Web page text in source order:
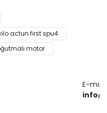
görüntülenemiyor.
bulunuyor.
pahalı.
actun first spu4
motor
E-mail